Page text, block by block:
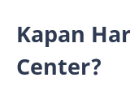
Kapan
Center?